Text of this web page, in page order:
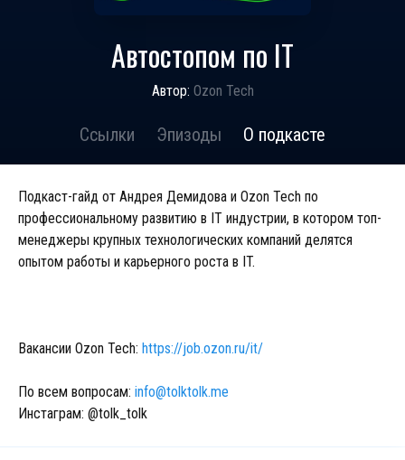
Автостопом по IT
Автор: Ozon Tech
Ссылки Эпизоды О подкасте
Подкаст-гайд от Андрея Демидова и Ozon Tech по
профессиональному развитию в IT индустрии, в котором топ-
менеджеры крупных технологических компаний делятся
опытом работы и карьерного роста в IT.
Вакансии Ozon Tech: https://job.ozon.ru/it/
По всем вопросам: info@tolktolk.me
Инстаграм: @tolk_tolk